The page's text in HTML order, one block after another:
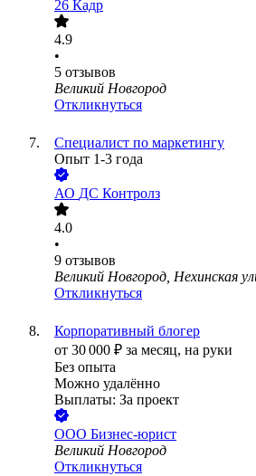
26 Кадр
4.9
•
5 отзывов
Великий Новгород
Откликнуться
Специалист по маркетингу
Опыт 1-3 года
АО ДС Контролз
4.0
•
9 отзывов
Великий Новгород, Нехинская
Откликнуться
Корпоративный блогер
от 30 000 ₽ за месяц, на руки
Без опыта
Можно удалённо
Выплаты: За проект
ООО Бизнес-юрист
Великий Новгород
Откликнуться